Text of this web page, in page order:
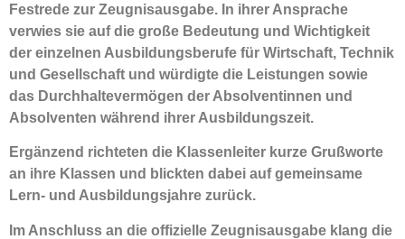
Festrede zur Zeugnisausgabe. In ihrer Ansprache
verwies sie auf die große Bedeutung und Wichtigkeit
der einzelnen Ausbildungsberufe für Wirtschaft, Technik
und Gesellschaft und würdigte die Leistungen sowie
das Durchhaltevermögen der Absolventinnen und
Absolventen während ihrer Ausbildungszeit.
Ergänzend richteten die Klassenleiter kurze Grußworte
an ihre Klassen und blickten dabei auf gemeinsame
Lern- und Ausbildungsjahre zurück.
Im Anschluss an die offizielle Zeugnisausgabe klang die